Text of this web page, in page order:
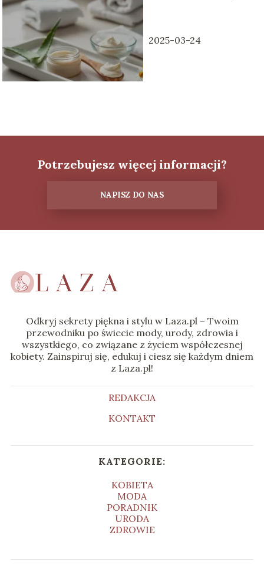
2025-03-24
Potrzebujesz więcej informacji?
NAPISZ DO NAS
Odkryj sekrety piękna i stylu w Laza.pl – Twoim
przewodniku po świecie mody, urody, zdrowia i
wszystkiego, co związane z życiem współczesnej
kobiety. Zainspiruj się, edukuj i ciesz się każdym dniem
z Laza.pl!
REDAKCJA
KONTAKT
KATEGORIE:
KOBIETA
MODA
PORADNIK
URODA
ZDROWIE